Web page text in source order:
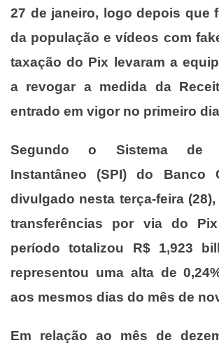
27 de janeiro, logo depois que
da população e vídeos com
taxação do Pix levaram a
a revogar a medida da
entrado em vigor no primeiro
Segundo o Sistema de
Instantâneo (SPI) do Banco
divulgado nesta terça-feira
transferências por via do
período totalizou R$ 1,923
representou uma alta de
aos mesmos dias do mês de
Em relação ao mês de